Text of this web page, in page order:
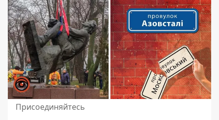
Присоединяйтесь